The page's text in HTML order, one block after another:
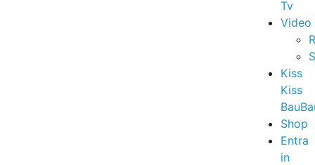
Tv
Video
Kiss
Kiss
Shop
Entra
in